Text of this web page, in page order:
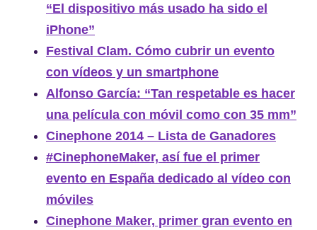
“El dispositivo más usado ha sido el
iPhone”
Festival Clam. Cómo cubrir un evento
con vídeos y un smartphone
Alfonso García: “Tan respetable es hacer
una película con móvil como con 35 mm”
Cinephone 2014 – Lista de Ganadores
#CinephoneMaker, así fue el primer
evento en España dedicado al vídeo con
móviles
Cinephone Maker, primer gran evento en